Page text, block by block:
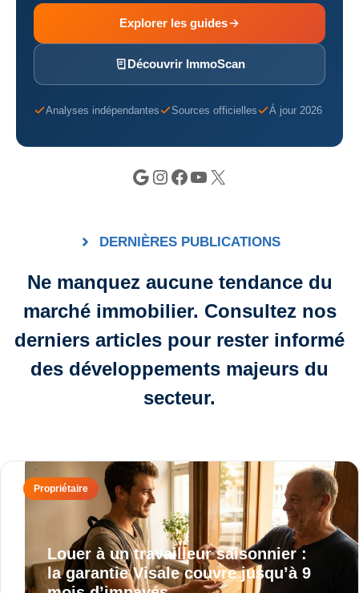
Explorer les guides
Découvrir ImmoScan
Analyses indépendantes Sources officielles À jour 2026
Google
Instagram
Facebook
YouTube
X
DERNIÈRES PUBLICATIONS
Ne manquez aucune tendance du
marché immobilier. Consultez nos
derniers articles pour rester informé
des développements majeurs du
secteur.
Louer à un travailleur saisonnier :
la garantie Visale couvre jusqu’à 9